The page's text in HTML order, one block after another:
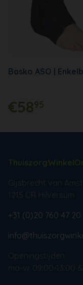
Basko ASO |
€5895
+31 (0)20 760 47 20